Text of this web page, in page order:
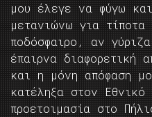
μου έλεγε να φύγω
μετανιώνω για
ποδόσφαιρο, αν
έπαιρνα διαφορετική
και η μόνη απόφαση
κατέληξα στον
προετοιμασία στο